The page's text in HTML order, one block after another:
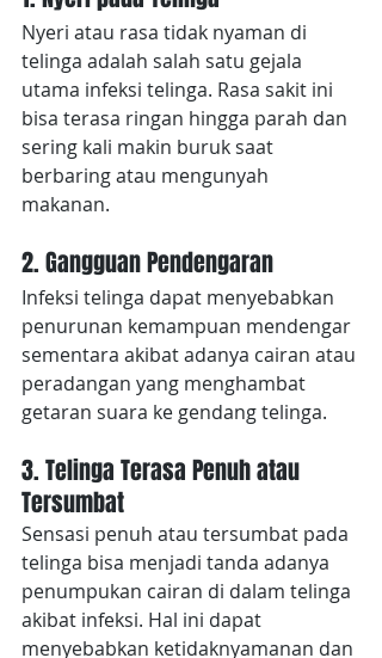
Nyeri atau rasa tidak nyaman di
telinga adalah salah satu gejala
utama infeksi telinga. Rasa sakit ini
bisa terasa ringan hingga parah dan
sering kali makin buruk saat
berbaring atau mengunyah
makanan.
2. Gangguan Pendengaran
Infeksi telinga dapat menyebabkan
penurunan kemampuan mendengar
sementara akibat adanya cairan atau
peradangan yang menghambat
getaran suara ke gendang telinga.
3. Telinga Terasa Penuh atau
Tersumbat
Sensasi penuh atau tersumbat pada
telinga bisa menjadi tanda adanya
penumpukan cairan di dalam telinga
akibat infeksi. Hal ini dapat
menyebabkan ketidaknyamanan dan